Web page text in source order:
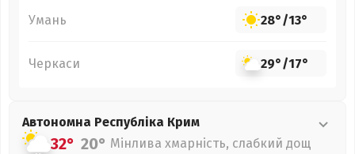
Умань 28°/13°
Черкаси 29°/17°
Автономна Республіка Крим
32° 20° Мінлива хмарність, слабкий дощ